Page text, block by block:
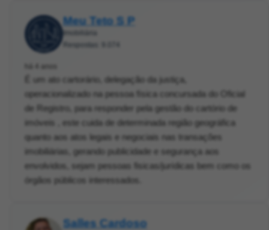
Meu Teto S P
Imobiliária
Respostas: 9.074
há 4 anos
É um ato cartorário, delegação da justiça,
operacionalizado na pessoa física concursada do Oficial
de Registro, para responder pela gestão do cartório de
imóveis , este cuida de determinada região geográfica
quanto aos atos legais e negociais nas transações
imobiliárias, gerando publicidade e segurança aos
envolvidos, sejam pessoas fisicas/jurídicas bem como os
órgãos públicos interessados.
Salles Cardoso